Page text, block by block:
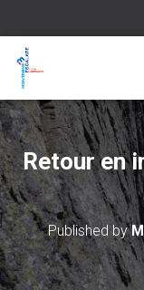
Retour en
Published by